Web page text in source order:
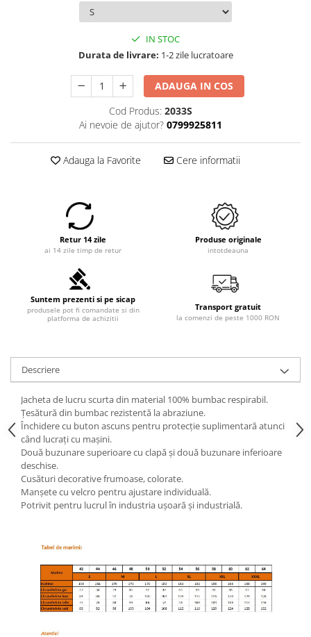
IN STOC
Durata de livrare: 1-2 zile lucratoare
ADAUGA IN COS
Cod Produs: 2033S
Ai nevoie de ajutor? 0799925811
Adauga la Favorite Cere informatii
Retur 14 zile
ai 14 zile timp de retur
Produse originale
intotdeauna
Suntem prezenti si pe sicap
produsele pot fi comandate si din
platforma de achizitii
Transport gratuit
la comenzi de peste 1000 RON
Descriere
Jacheta de lucru scurta din material 100% bumbac respirabil.
Țesătură din bumbac rezistentă la abraziune.
Închidere cu buton ascuns pentru protecție suplimentară atunci
când lucrați cu mașini.
Două buzunare superioare cu clapă și două buzunare inferioare
deschise.
Cusături decorative frumoase, colorate.
Manșete cu velcro pentru ajustare individuală.
Potrivit pentru lucrul în industria ușoară și industrială.